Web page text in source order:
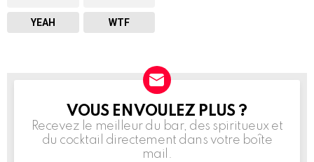
YEAH WTF
NEWSLETTER
VOUS EN VOULEZ PLUS ?
Recevez le meilleur du bar, des spiritueux et
du cocktail directement dans votre boîte
mail.